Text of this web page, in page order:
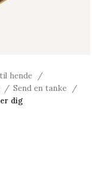
hende
Send en tanke
dig